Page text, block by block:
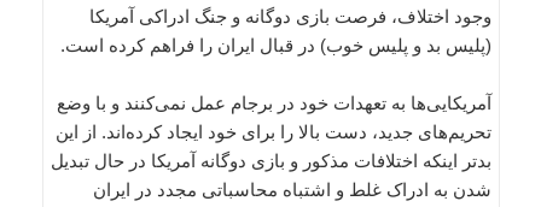
وجود اختلاف، فرصت بازی دوگانه و جنگ ادراکی آمریکا
(پلیس بد و پلیس خوب) در قبال ایران را فراهم کرده است.
آمریکایی‌ها به تعهدات خود در برجام عمل نمی‌کنند و با وضع
تحریم‌های جدید، دست بالا را برای خود ایجاد کرده‌اند. از این
بدتر اینکه اختلافات مذکور و بازی دوگانه آمریکا در حال تبدیل
شدن به ادراک غلط و اشتباه محاسباتی مجدد در ایران